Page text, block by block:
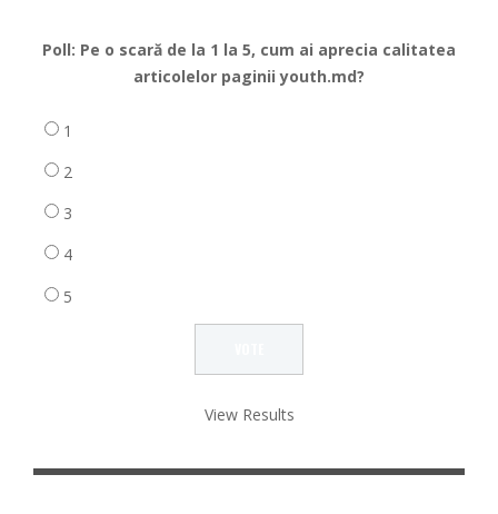
Poll: Pe o scară de la 1 la 5, cum ai aprecia calitatea
articolelor paginii youth.md?
1
2
3
4
5
View Results